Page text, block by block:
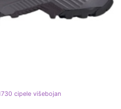
cipele višebojan